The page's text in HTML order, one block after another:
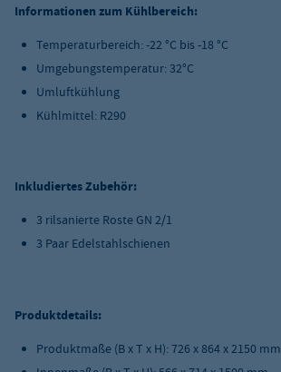
Informationen zum Kühlbereich:
Temperaturbereich: -22 °C bis -18 °C
Umgebungstemperatur: 32°C
Umluftkühlung
Kühlmittel: R290
Inkludiertes Zubehör:
3 rilsanierte Roste GN 2/1
3 Paar Edelstahlschienen
Produktdetails:
Produktmaße (B x T x H): 726 x 864 x 2150 mm